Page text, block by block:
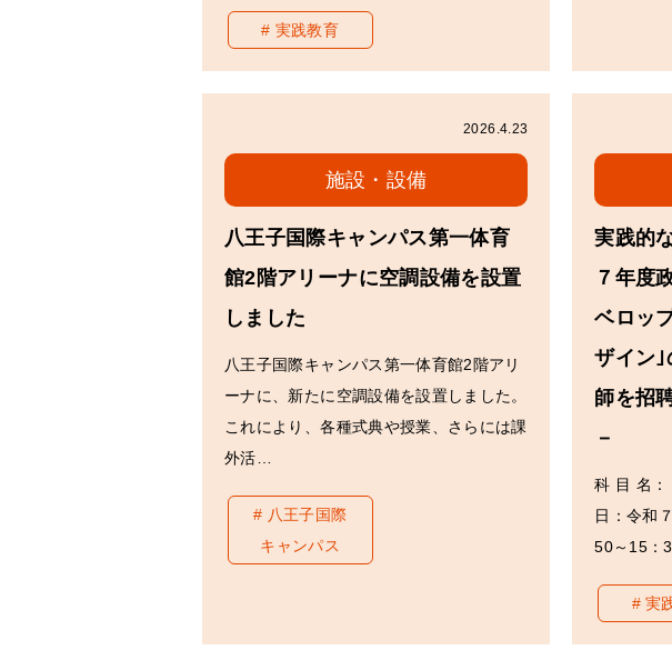
実践教育
2026.4.23
施設・設備
八王子国際キャンパス第一体育
館2階アリーナに空調設備を設置
しました
八王子国際キャンパス第一体育館2階アリ
ーナに、新たに空調設備を設置しました。
これにより、各種式典や授業、さらには課
外活…
八王子国際
キャンパス
実践的
７年度
ベロッ
ザイン
師を招
－
科 目 名：
日：令和
50～15：
実